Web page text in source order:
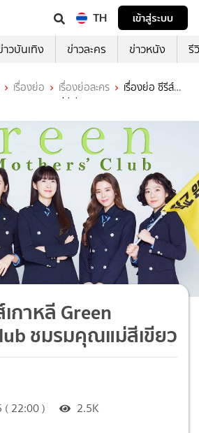
TH
เข้าสู่ระบบ
าวบันเทิง ข่าวละคร ข่าวหนัง รี
เรื่องย่อ เรื่องย่อละคร
เรื่องย่อ ซีรีส์
ชมรมคุณแม่สีเขียว
กาหลี Green
ชมรมคุณแม่สีเขียว
22:00 ) 2.5K